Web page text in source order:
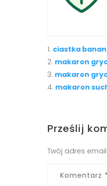
ciastka
makaron
makaron
makaron
Prześlij
Twój adres